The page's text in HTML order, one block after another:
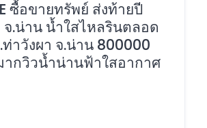
ซื้อขายทรัพย์ ส่งท้ายปี
จ.น่าน น้ำใสไหลรินตลอด
าวังผา จ.น่าน 800000
กวิวน้ำน่านฟ้าใสอากาศ